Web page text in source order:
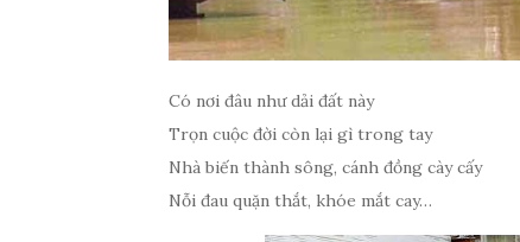
Có nơi đâu như dải đất này
Trọn cuộc đời còn lại gì trong tay
Nhà biến thành sông, cánh đồng cày cấy
Nỗi đau quặn thắt, khóe mắt cay…